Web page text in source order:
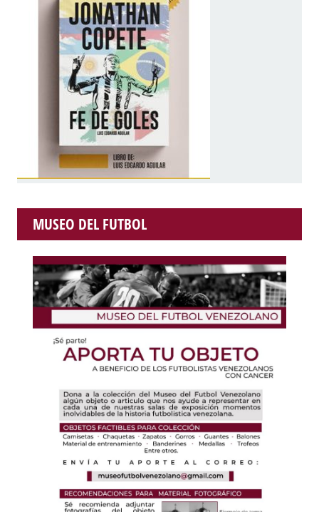
MUSEO DEL FUTBOL